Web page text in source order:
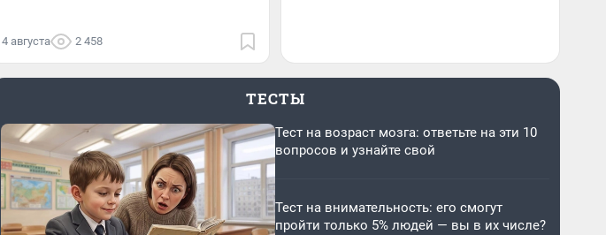
4 августа 2 458
ТЕСТЫ
Тест на возраст мозга: ответьте на эти 10
вопросов и узнайте свой
Тест на внимательность: его смогут
пройти только 5% людей — вы в их числе?